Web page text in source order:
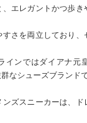
エレガントかつ歩
すさを両立しており
インではダイアナ元
なシューズブランドで
ズスニーカーは、ド